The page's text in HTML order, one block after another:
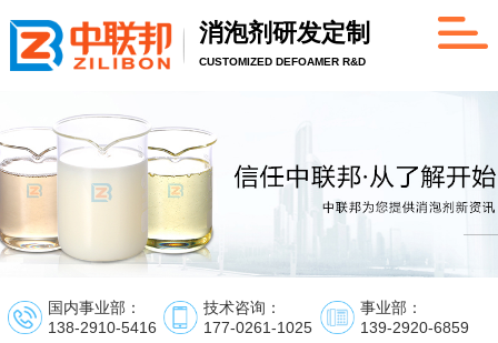
消泡剂研发定制
CUSTOMIZED DEFOAMER R&D
国内事业部：
138-2910-5416
技术咨询：
177-0261-1025
事业部：
139-2920-6859